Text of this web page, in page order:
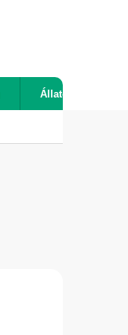
Állatok